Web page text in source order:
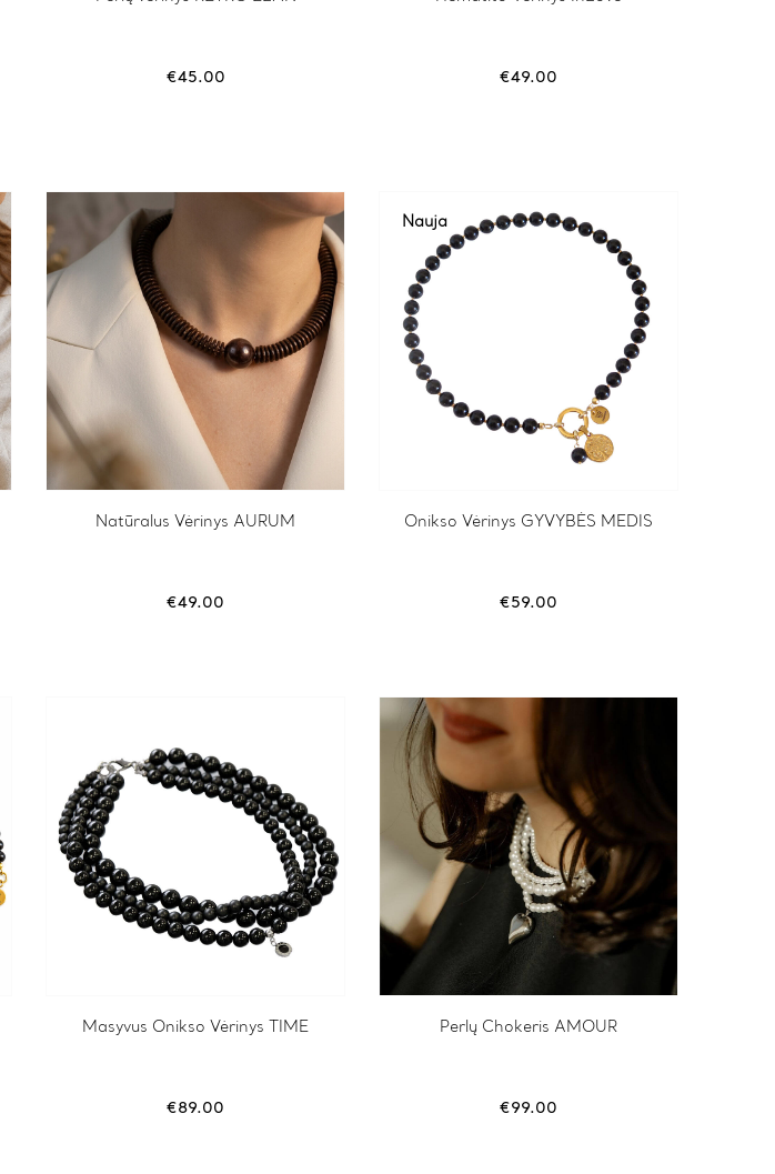
€45.00 €49.00
Natūralus Vėrinys AURUM
€49.00
Nauja
Onikso Vėrinys GYVYBĖS MEDIS
€59.00
Masyvus Onikso Vėrinys TIME
€89.00
Perlų Chokeris AMOUR
€99.00